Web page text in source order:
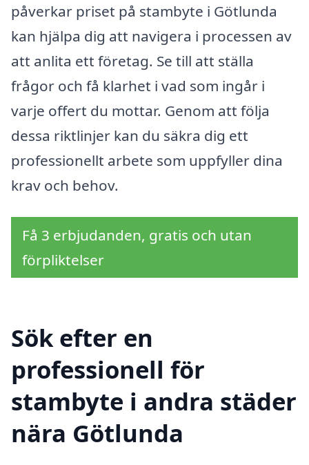
påverkar priset på stambyte i Götlunda
kan hjälpa dig att navigera i processen av
att anlita ett företag. Se till att ställa
frågor och få klarhet i vad som ingår i
varje offert du mottar. Genom att följa
dessa riktlinjer kan du säkra dig ett
professionellt arbete som uppfyller dina
krav och behov.
Få 3 erbjudanden, gratis och utan
förpliktelser
Sök efter en
professionell för
stambyte i andra städer
nära Götlunda